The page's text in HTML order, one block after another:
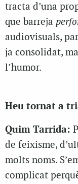
tracta d’una
que barreja
audiovisuals,
ja consolidat,
l’humor.
Heu tornat a
Quim Tarrida:
de feixisme,
molts noms.
complicat